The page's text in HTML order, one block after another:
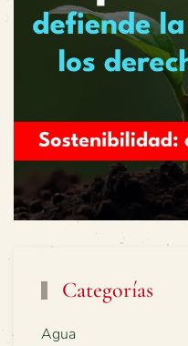
Categorías
Agua